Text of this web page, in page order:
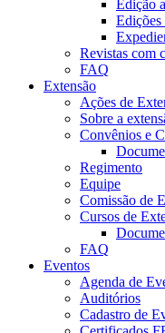
Edição
Edições
Revistas com
FAQ
Extensão
Ações de
Sobre a
Convênios e
Regimento
Equipe
Comissão de
Cursos de
FAQ
Eventos
Agenda de
Auditórios
Cadastro de